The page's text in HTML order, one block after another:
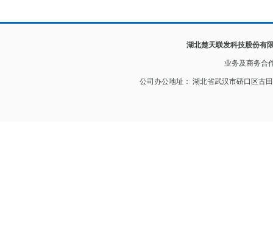
湖北楚天联发科技股份有
业务及商务合
公司办公地址： 湖北省武汉市硚口区古